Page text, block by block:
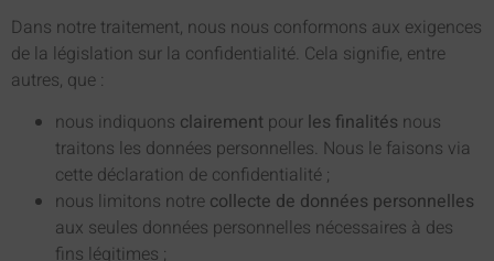
Dans notre traitement, nous nous conformons aux exigences
de la législation sur la confidentialité. Cela signifie, entre
autres, que :
nous indiquons clairement pour les finalités nous
traitons les données personnelles. Nous le faisons via
cette déclaration de confidentialité ;
nous limitons notre collecte de données personnelles
aux seules données personnelles nécessaires à des
fins légitimes ;